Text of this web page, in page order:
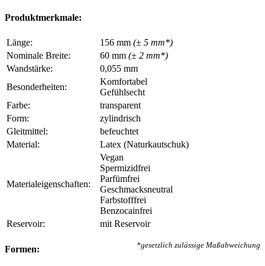
Produktmerkmale:
Länge: 156 mm (± 5 mm*)
Nominale Breite:
60 mm (± 2 mm*)
Wandstärke:
0,055 mm
Besonderheiten:
Komfortabel
Gefühlsecht
Farbe:
transparent
Form:
zylindrisch
Gleitmittel:
befeuchtet
Material:
Latex (Naturkautschuk)
Materialeigenschaften:
Vegan
Spermizidfrei
Parfümfrei
Geschmacksneutral
Farbstofffrei
Benzocainfrei
Reservoir:
mit Reservoir
*gesetzlich zulässige Maßabweichung
Formen: